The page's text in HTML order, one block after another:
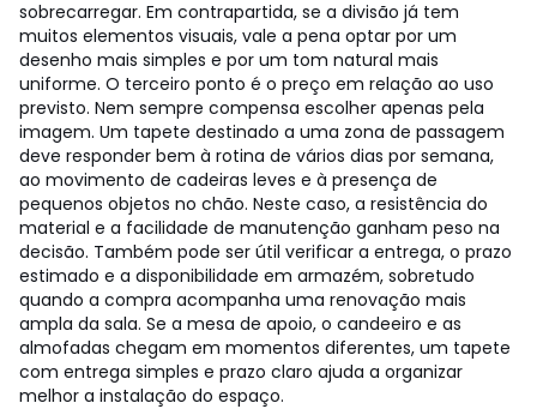
sobrecarregar. Em contrapartida, se a divisão já tem
muitos elementos visuais, vale a pena optar por um
desenho mais simples e por um tom natural mais
uniforme. O terceiro ponto é o preço em relação ao uso
previsto. Nem sempre compensa escolher apenas pela
imagem. Um tapete destinado a uma zona de passagem
deve responder bem à rotina de vários dias por semana,
ao movimento de cadeiras leves e à presença de
pequenos objetos no chão. Neste caso, a resistência do
material e a facilidade de manutenção ganham peso na
decisão. Também pode ser útil verificar a entrega, o prazo
estimado e a disponibilidade em armazém, sobretudo
quando a compra acompanha uma renovação mais
ampla da sala. Se a mesa de apoio, o candeeiro e as
almofadas chegam em momentos diferentes, um tapete
com entrega simples e prazo claro ajuda a organizar
melhor a instalação do espaço.